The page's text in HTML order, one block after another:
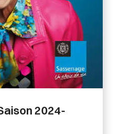
2024-